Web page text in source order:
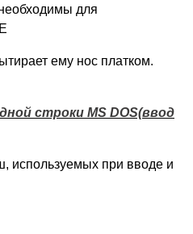
для
ему нос платком.
строки MS DOS(ввод
используемых при вводе и